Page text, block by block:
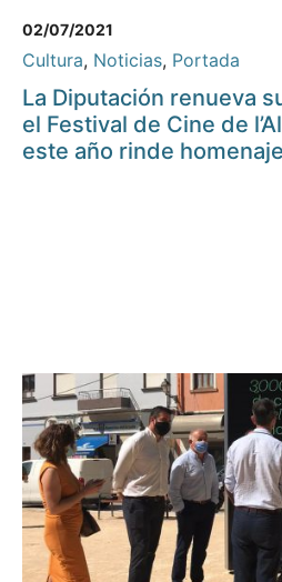
02/07/2021
Cultura, Noticias, Portada
La Diputación renueva
el Festival de Cine de
este año rinde